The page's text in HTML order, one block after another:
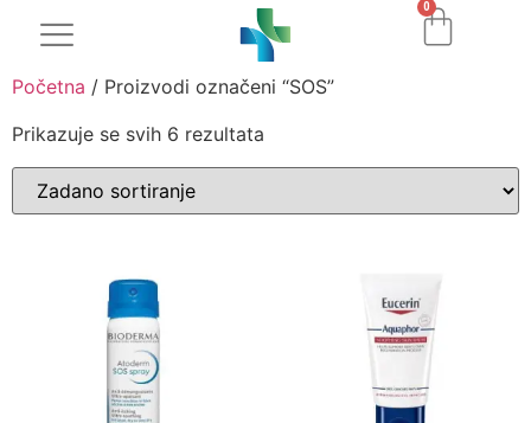
0
Početna / Proizvodi označeni “SOS”
Prikazuje se svih 6 rezultata